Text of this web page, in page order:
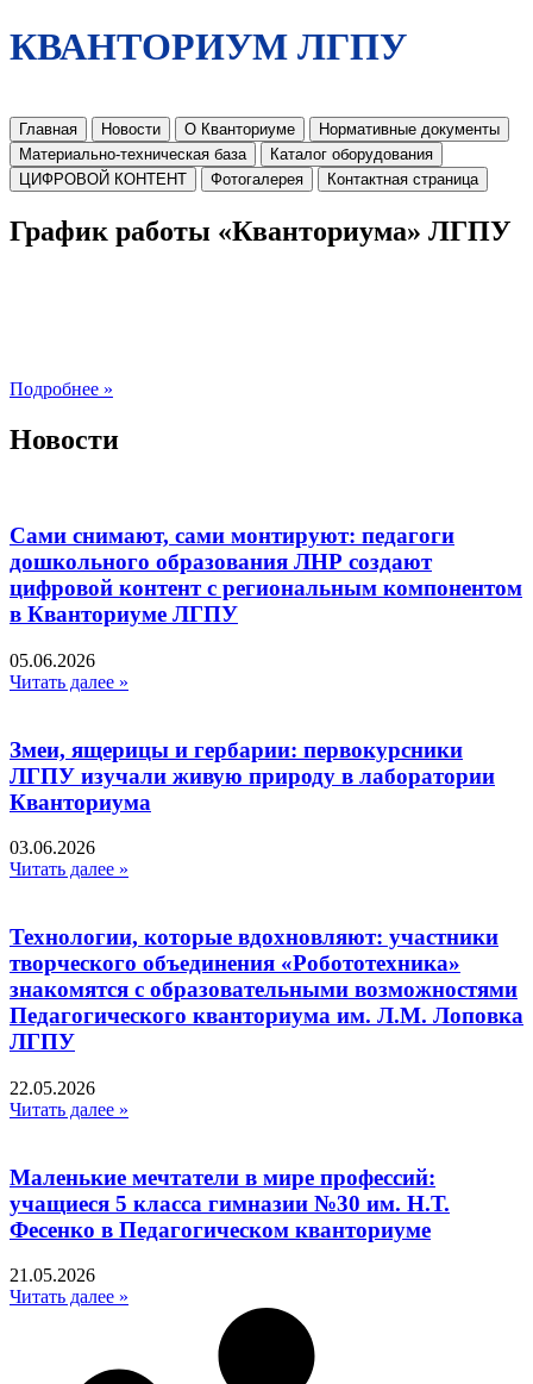
КВАНТОРИУМ ЛГПУ
Главная Новости О Кванториуме
Нормативные документы
Материально-техническая база
Каталог оборудования
ЦИФРОВОЙ КОНТЕНТ
Фотогалерея Контактная страница
График работы «Кванториума» ЛГПУ
Подробнее »
Новости
Сами снимают, сами монтируют: педагоги
дошкольного образования ЛНР создают
цифровой контент с региональным компонентом
в Кванториуме ЛГПУ​
05.06.2026
Читать далее »
Змеи, ящерицы и гербарии: первокурсники
ЛГПУ изучали живую природу в лаборатории
Кванториума
03.06.2026
Читать далее »
Технологии, которые вдохновляют: участники
творческого объединения «Робототехника»
знакомятся с образовательными возможностями
Педагогического кванториума им. Л.М. Лоповка
ЛГПУ
22.05.2026
Читать далее »
Маленькие мечтатели в мире профессий:
учащиеся 5 класса гимназии №30 им. Н.Т.
Фесенко в Педагогическом кванториуме
21.05.2026
Читать далее »